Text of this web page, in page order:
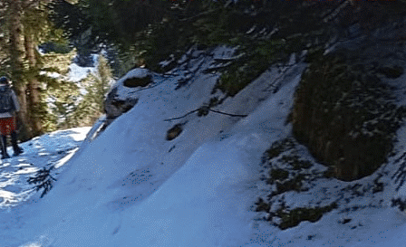
Menu
?>
Images de la page d'accueil
Cliquez pour éditer